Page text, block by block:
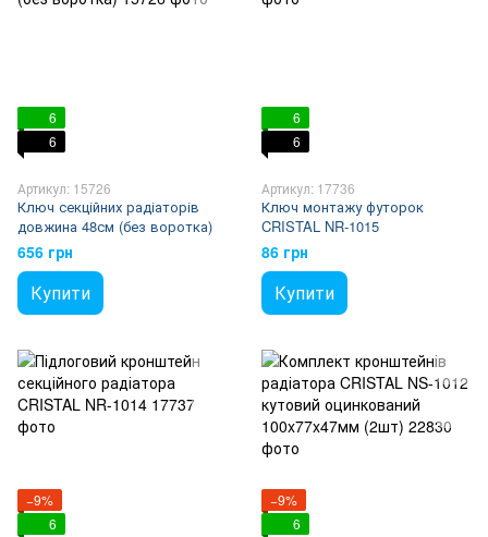
6
6
Артикул: 15726
Ключ секційних радіаторів
довжина 48см (без воротка)
656 грн
Купити
6
6
Артикул: 17736
Ключ монтажу футорок
CRISTAL NR-1015
86 грн
Купити
−9%
6
−9%
6